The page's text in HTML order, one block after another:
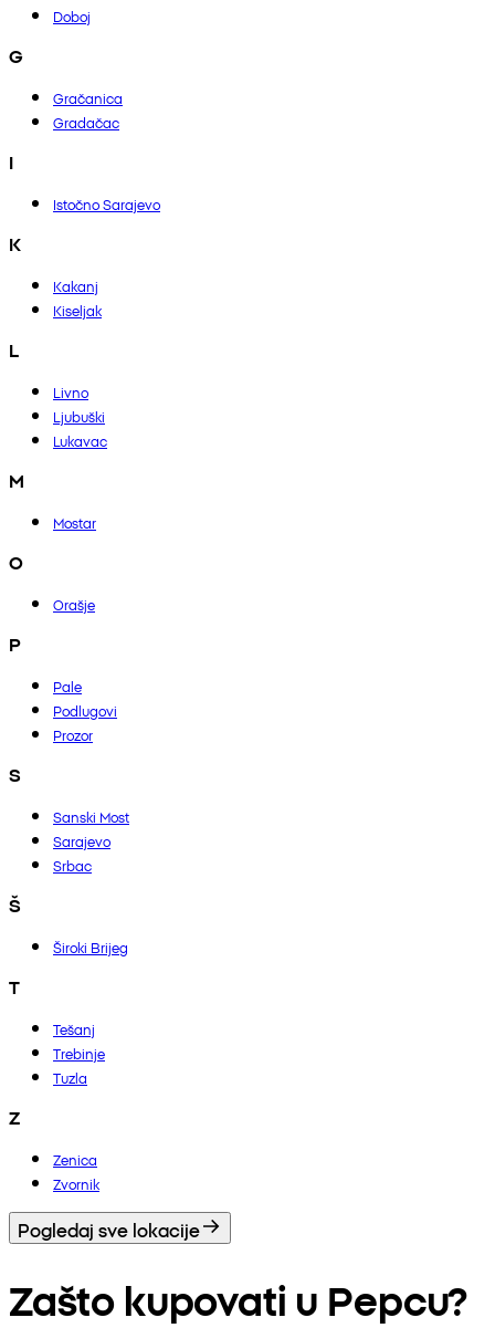
Doboj
G
Gračanica
Gradačac
I
Istočno Sarajevo
K
Kakanj
Kiseljak
L
Livno
Ljubuški
Lukavac
M
Mostar
O
Orašje
P
Pale
Podlugovi
Prozor
S
Sanski Most
Sarajevo
Srbac
Š
Široki Brijeg
T
Tešanj
Trebinje
Tuzla
Z
Zenica
Zvornik
Pogledaj sve lokacije
Zašto kupovati u Pepcu?